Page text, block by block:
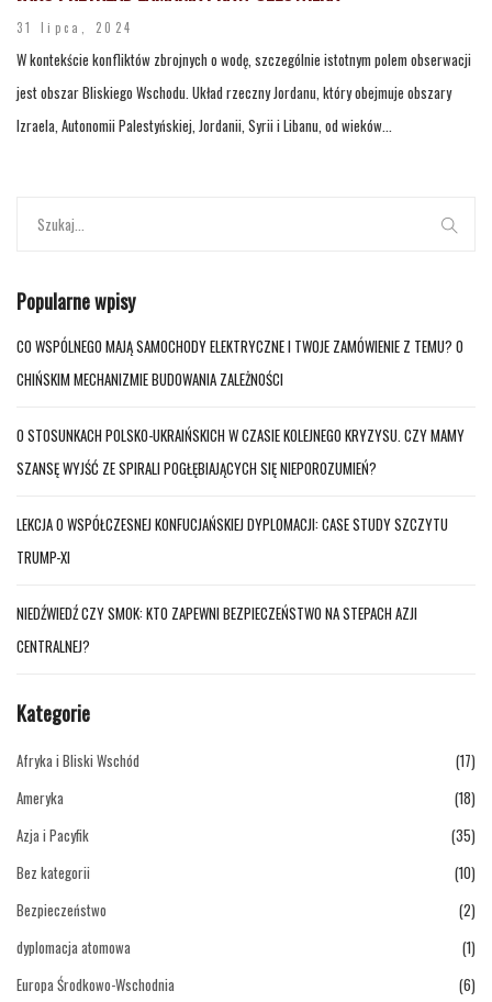
31 lipca, 2024
W kontekście konfliktów zbrojnych o wodę, szczególnie istotnym polem obserwacji
jest obszar Bliskiego Wschodu. Układ rzeczny Jordanu, który obejmuje obszary
Izraela, Autonomii Palestyńskiej, Jordanii, Syrii i Libanu, od wieków...
Popularne wpisy
CO WSPÓLNEGO MAJĄ SAMOCHODY ELEKTRYCZNE I TWOJE ZAMÓWIENIE Z TEMU? O
CHIŃSKIM MECHANIZMIE BUDOWANIA ZALEŻNOŚCI
O STOSUNKACH POLSKO-UKRAIŃSKICH W CZASIE KOLEJNEGO KRYZYSU. CZY MAMY
SZANSĘ WYJŚĆ ZE SPIRALI POGŁĘBIAJĄCYCH SIĘ NIEPOROZUMIEŃ?
LEKCJA O WSPÓŁCZESNEJ KONFUCJAŃSKIEJ DYPLOMACJI: CASE STUDY SZCZYTU
TRUMP-XI
NIEDŹWIEDŹ CZY SMOK: KTO ZAPEWNI BEZPIECZEŃSTWO NA STEPACH AZJI
CENTRALNEJ?
Kategorie
Afryka i Bliski Wschód
(17)
Ameryka
(18)
Azja i Pacyfik
(35)
Bez kategorii
(10)
Bezpieczeństwo
(2)
dyplomacja atomowa
(1)
Europa Środkowo-Wschodnia
(6)